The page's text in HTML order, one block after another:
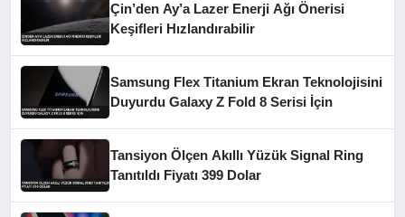
Çin’den Ay’a Lazer Enerji Ağı Önerisi
Keşifleri Hızlandırabilir
Samsung Flex Titanium Ekran Teknolojisini
Duyurdu Galaxy Z Fold 8 Serisi İçin
Tansiyon Ölçen Akıllı Yüzük Signal Ring
Tanıtıldı Fiyatı 399 Dolar